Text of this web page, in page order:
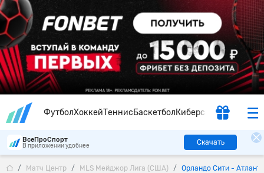
ФутболХоккейТеннисБаскетболКиберспорт
ВсеПроСпорт
В приложении удобнее Скачать
Матч Центр MLS Мейджор Лига (США) Орландо Сити -